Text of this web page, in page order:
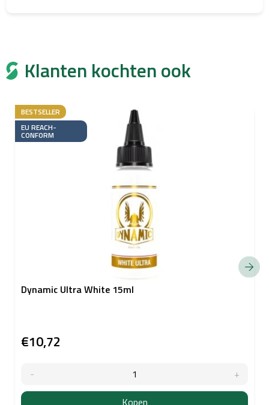
Klanten kochten ook
BESTSELLER
EU REACH-
CONFORM
Dynamic Ultra White 15ml
€10,72